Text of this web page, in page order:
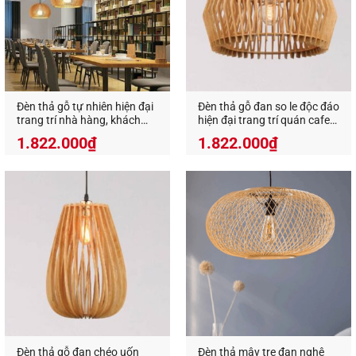
Xem thêm các sản phẩm đèn gỗ trang trí tại đây
Một số lưu ý khi sử dụng đèn g
decor?
Việc tuân thủ những lưu ý dưới đây sẽ giúp cho
chiếcđèn gỗ decortrở nên đẹp hơn, tuổi thọ lâu
hơn và giữ được màu sắc nguyên bản của chúng:
Treo trực tiếp dưới ánh nắng chói chang cũng
không nên bạn nhé.
Không tiếp xúc với mưa, hay nơi có nhiều hơi
ẩm.
Tránh sử dụng ở những khu vực có lửa, hay dễ
cháy nổ.
Đèn thả gỗ tự nhiên hiện đại
trang trí nhà hàng, khách
1.822.000₫
Đèn thả gỗ đan so le độc đáo
hiện đại trang trí quán cafe
1.822.000₫
Đèn thả gỗ đan chéo uốn
Đèn thả mây tre đan nghệ